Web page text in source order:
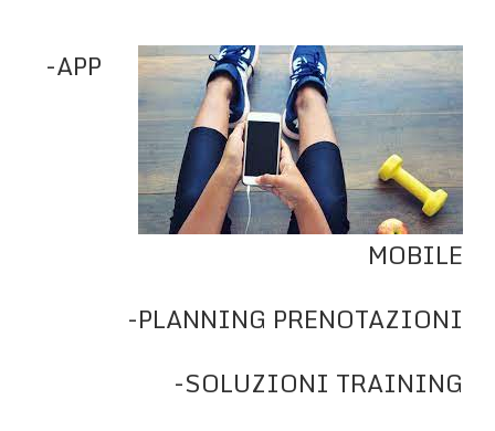
-APP
MOBILE
-PLANNING PRENOTAZIONI
-SOLUZIONI TRAINING